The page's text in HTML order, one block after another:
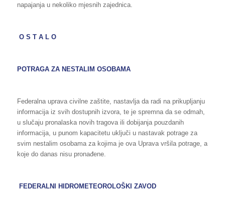
napajanja u nekoliko mjesnih zajednica.
O S T A L O
POTRAGA ZA NESTALIM OSOBAMA
Federalna uprava civilne zaštite, nastavlja da radi na prikupljanju
informacija iz svih dostupnih izvora, te je spremna da se odmah,
u slučaju pronalaska novih tragova ili dobijanja pouzdanih
informacija, u punom kapacitetu uključi u nastavak potrage za
svim nestalim osobama za kojima je ova Uprava vršila potrage, a
koje do danas nisu pronađene.
FEDERALNI HIDROMETEOROLOŠKI ZAVOD